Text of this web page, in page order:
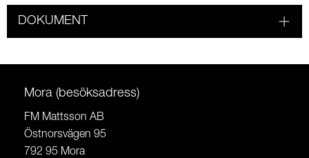
DOKUMENT
Mora (besöksadress)
FM Mattsson AB
Östnorsvägen 95
792 95 Mora